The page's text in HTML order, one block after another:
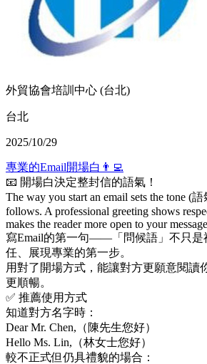
外貿協會培訓中心 (台北)
台北
2025/10/29
專業的Email開場白👨‍💻
📧 開場白決定整封信的語氣！
The way you start an email sets the tone (
follows. A professional greeting shows
makes the reader more open to your
寫Email的第一句——「問候語」不只是
任、展現專業的第一步。
用對了開場方式，能讓對方更願意閱讀
更順暢。
✅ 推薦使用方式
知道對方名字時：
Dear Mr. Chen,（陳先生您好）
Hello Ms. Lin,（林女士您好）
較不正式但仍具禮貌的場合：